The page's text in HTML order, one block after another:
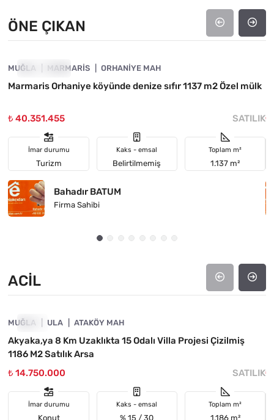
ÖNE ÇIKAN
ÖNE ÇIKAN
MUĞLA MARMARIS ORHANIYE MAH
Marmaris Orhaniye köyünde denize sıfır 1137 m2 Özel mülk
₺ 40.351.455 SATILIK
İmar durumu
Turizm
Kaks - emsal
Belirtilmemiş
Toplam m²
1.137 m²
Bahadır BATUM
Firma Sahibi
₺
ACIL
ACIL
MUĞLA ULA ATAKÖY MAH
Akyaka,ya 8 Km Uzaklıkta 15 Odalı Villa Projesi Çizilmiş
1186 M2 Satılık Arsa
₺ 14.750.000
SATILIK
İmar durumu
Konut
Kaks - emsal
% 15 / 30
Toplam m²
1.186 m²
₺